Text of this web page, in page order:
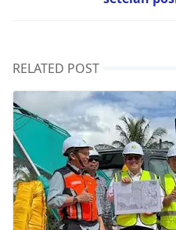
RELATED POST